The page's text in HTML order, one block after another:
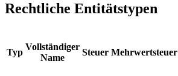
Rechtliche Entitätstypen
Typ
Vollständiger
Name
Steuer Mehrwertsteuer